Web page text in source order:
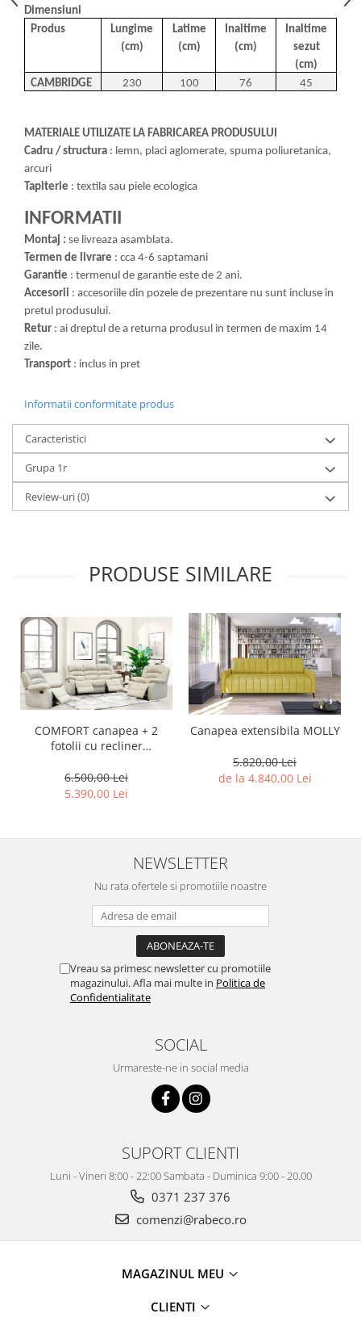
Dimensiuni
Produs
Lungime
(cm)
Latime
(cm)
Inaltime
(cm)
Inaltime
sezut
(cm)
CAMBRIDGE
230 100 76 45
MATERIALE UTILIZATE LA FABRICAREA PRODUSULUI
Cadru / structura : lemn, placi aglomerate, spuma poliuretanica,
arcuri
Tapiterie : textila sau piele ecologica
INFORMATII
Montaj : se livreaza asamblata.
Termen de livrare : cca 4-6 saptamani
Garantie : termenul de garantie este de 2 ani.
Accesorii : accesoriile din pozele de prezentare nu sunt incluse in
pretul produsului.
Retur : ai dreptul de a returna produsul in termen de maxim 14
zile.
Transport : inclus in pret
Informatii conformitate produs
Caracteristici
Grupa 1r
Review-uri(0)
PRODUSE SIMILARE
COMFORT canapea + 2
fotolii cu recliner
6.500,00 Lei
5.390,00 Lei
Canapea extensibila MOLLY
5.820,00 Lei
de la 4.840,00 Lei
NEWSLETTER
Nu rata ofertele si promotiile noastre
Vreau sa primesc newsletter cu promotiile
magazinului. Afla mai multe in Politica de
Confidentialitate
SOCIAL
Urmareste-ne in social media
SUPORT CLIENTI
Luni - Vineri 8:00 - 22:00 Sambata - Duminica 9:00 - 20.00
0371 237 376
comenzi@rabeco.ro
MAGAZINUL MEU
CLIENTI